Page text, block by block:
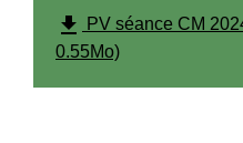
file_download
PV séance CM
0.55Mo)